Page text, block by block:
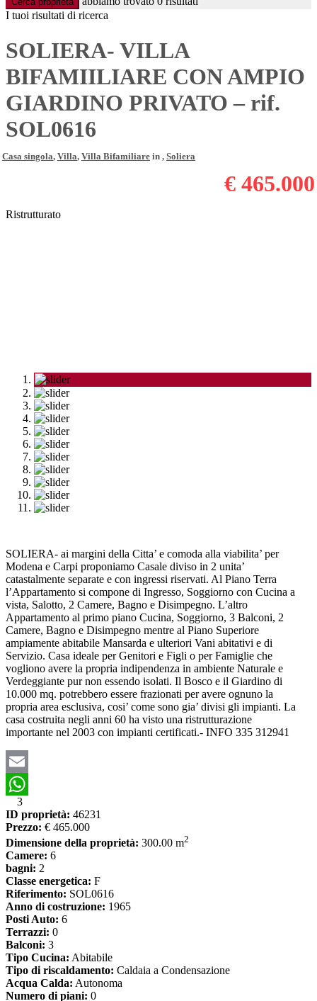
I tuoi risultati di ricerca
SOLIERA- VILLA
BIFAMIILIARE CON AMPIO
GIARDINO PRIVATO – rif.
SOL0616
Casa singola, Villa, Villa Bifamiliare in , Soliera
€ 465.000
Ristrutturato
SOLIERA- ai margini della Citta’ e comoda alla viabilita’ per
Modena e Carpi proponiamo Casale diviso in 2 unita’
catastalmente separate e con ingressi riservati. Al Piano Terra
l’Appartamento si compone di Ingresso, Soggiorno con Cucina a
vista, Salotto, 2 Camere, Bagno e Disimpegno. L’altro
Appartamento al primo piano Cucina, Soggiorno, 3 Balconi, 2
Camere, Bagno e Disimpegno mentre al Piano Superiore
ampiamente abitabile Mansarda e ulteriori Vani abitativi e di
Servizio. Casa ideale per Genitori e Figli o per Famiglie che
vogliono avere la propria indipendenza in ambiente Naturale e
Verdeggiante pur non essendo isolati. Il Bosco e il Giardino di
10.000 mq. potrebbero essere frazionati per avere ognuno la
propria area esclusiva, cosi’ come sono gia’ divisi gli impianti. La
casa costruita negli anni 60 ha visto una ristrutturazione
importante nel 2003 con impianti certificati.- INFO 335 312941
Email
WhatsApp
3
ID proprietà: 46231
Prezzo: € 465.000
Dimensione della proprietà: 300.00 m2
Camere: 6
bagni: 2
Classe energetica: F
Riferimento: SOL0616
Anno di costruzione: 1965
Posti Auto: 6
Terrazzi: 0
Balconi: 3
Tipo Cucina: Abitabile
Tipo di riscaldamento: Caldaia a Condensazione
Acqua Calda: Autonoma
Numero di piani: 0